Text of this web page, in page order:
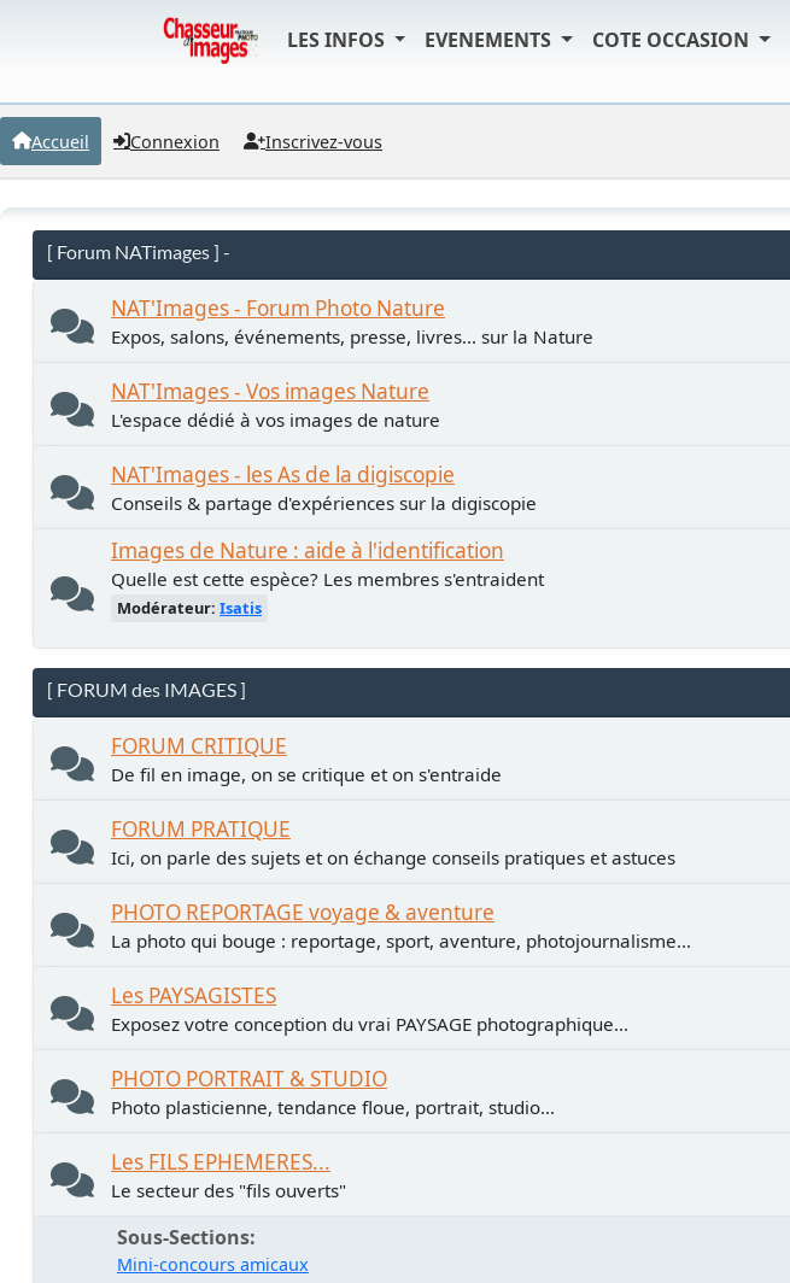
LES INFOS EVENEMENTS COTE OCCASION
Accueil Connexion Inscrivez-vous
[ Forum NATimages ] -
NAT'Images - Forum Photo Nature
Expos, salons, événements, presse, livres... sur la Nature
NAT'Images - Vos images Nature
L'espace dédié à vos images de nature
NAT'Images - les As de la digiscopie
Conseils & partage d'expériences sur la digiscopie
Images de Nature : aide à l'identification
Quelle est cette espèce? Les membres s'entraident
Modérateur: Isatis
[ FORUM des IMAGES ]
FORUM CRITIQUE
De fil en image, on se critique et on s'entraide
FORUM PRATIQUE
Ici, on parle des sujets et on échange conseils pratiques et astuces
PHOTO REPORTAGE voyage & aventure
La photo qui bouge : reportage, sport, aventure, photojournalisme...
Les PAYSAGISTES
Exposez votre conception du vrai PAYSAGE photographique...
PHOTO PORTRAIT & STUDIO
Photo plasticienne, tendance floue, portrait, studio...
Les FILS EPHEMERES...
Le secteur des "fils ouverts"
Sous-Sections
Mini-concours amicaux